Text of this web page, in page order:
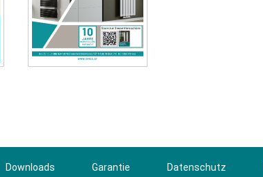
Downloads Garantie Datenschutz